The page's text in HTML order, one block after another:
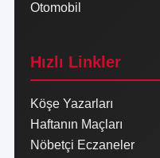
Otomobil
Hızlı Linkler
Köşe Yazarları
Haftanın Maçları
Nöbetçi Eczaneler